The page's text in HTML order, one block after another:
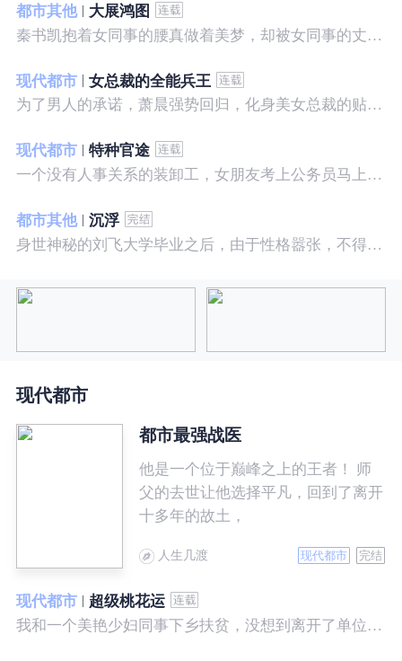
都市其他
大展鸿图
秦书凯抱着女同事的腰真做着美梦，却被女同事的丈夫发现，解释说是正常工作......被打击报复，得到漂亮女邻居的帮助，从此不断高升……
现代都市
女总裁的全能兵王
为了男人的承诺，萧晨强势回归，化身美女总裁的贴身保镖，横扫八方之敌，谱写王者传奇！
现代都市
特种官途
一个没有人事关系的装卸工，女朋友考上公务员马上抛弃了他，却是没有想到他也考上了公务员，奇迹般成为高官……
都市其他
沉浮
身世神秘的刘飞大学毕业之后，由于性格嚣张，不得不一而再再而三的面临着重重危机，受到了来自各方面的全方位打压
现代都市
都市最强战医
他是一个位于巅峰之上的王者！ 师
父的去世让他选择平凡，回到了离开
十多年的故土，
人生几渡 现代都市 完结
现代都市
超级桃花运
我和一个美艳少妇同事下乡扶贫，没想到离开了单位之后，她就性格大变……